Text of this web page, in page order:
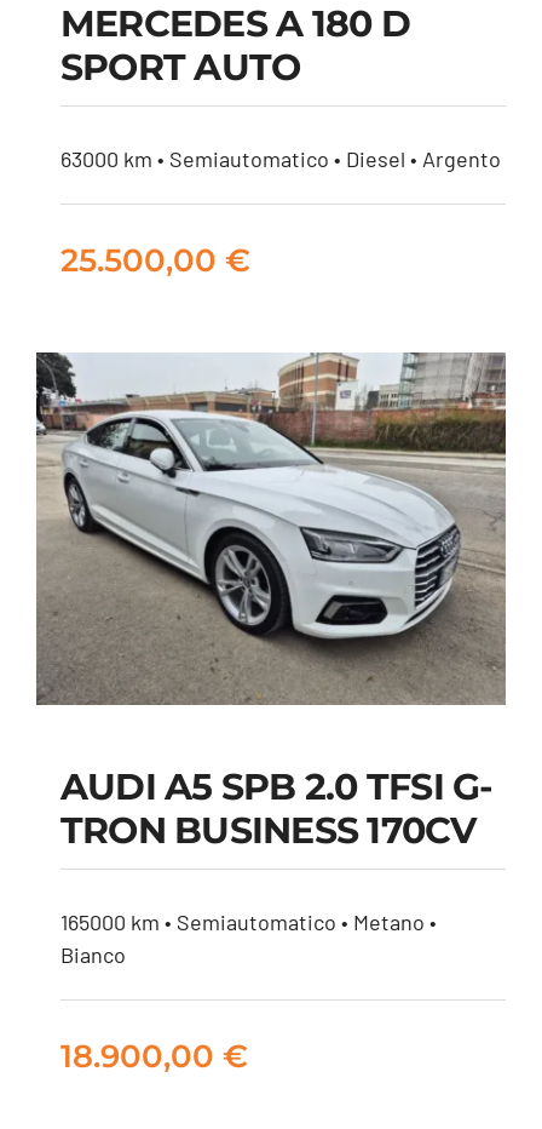
MERCEDES A 180 D
MERCEDES A 180 D
SPORT AUTO
63000 km • Semiautomatico • Diesel • Argento
25.500,00 €
AUDI A5 SPB 2.0 TFSI
G-TRON BUSINESS
170CV
AUDI A5 SPB 2.0 TFSI G-
TRON BUSINESS 170CV
165000 km • Semiautomatico • Metano •
Bianco
18.900,00 €